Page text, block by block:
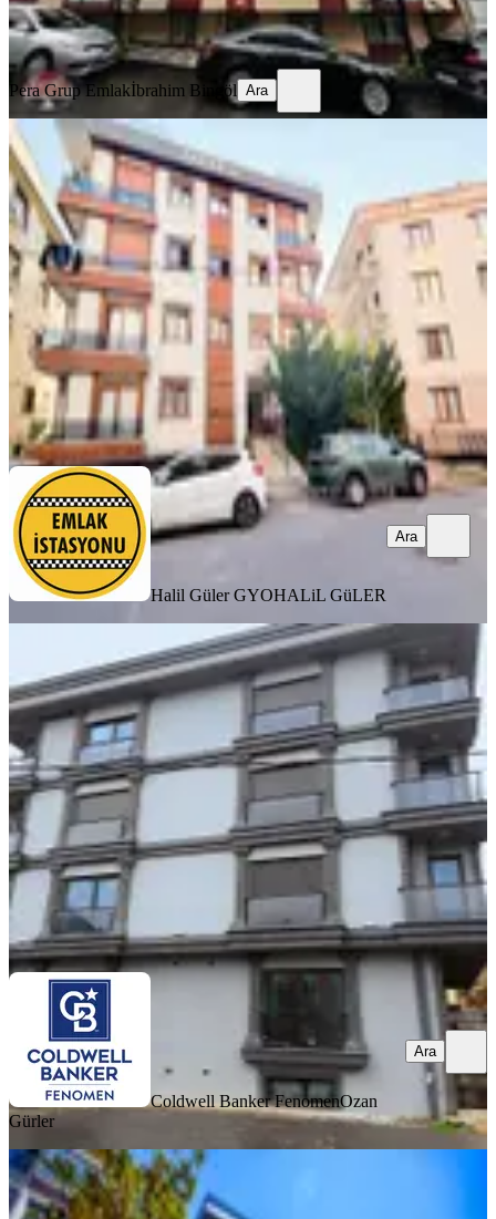
Pera Grup Emlakİbrahim Bingöl
Ara
Pera Grup Emlakİbrahim Bingöl Ara
YENİ
Ümraniye Çakmak Armağanevler
Satılık 3+1 Arakat Daire Halilgüler
Ümraniye, Armağanevler Mahallesi
3+1
· 105 m²· 1. Kat·07.08.2026
8.887.000 ₺
Halil Güler GYOHALiL GüLER
Ara
Halil Güler GYOHALiL GüLER
Ara
Finans Merkezi -kısa Katlı- 5 Yaşında-
Yüksek Kira Getirili 1+1
Ümraniye, Armağanevler Mahallesi
1+1·60 m²·1. Kat·07.08.2026
Coldwell Banker Fenomen Ozan Gürler
Ara
Coldwell Banker FenomenOzan
Gürler
Ara
YENİ
Ümraniye Çarşıda Çiftlik Sokak Sıfır
Lüx 4+1 Harika Dublex Daire